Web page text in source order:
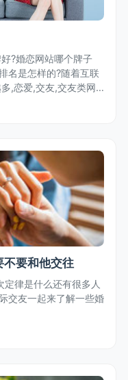
?婚恋网站哪个牌子
名是怎样的?随着互联
,恋爱,交友,交友类网
,更让人放心?婚恋网
要和他交往
律是什么还有很多人
交友一起来了解一些婚